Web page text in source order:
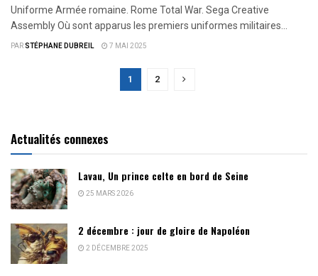
Uniforme Armée romaine. Rome Total War. Sega Creative
Assembly Où sont apparus les premiers uniformes militaires...
PARSTÉPHANE DUBREIL 7 MAI 2025
1 2
Actualités connexes
Lavau, Un prince celte en bord de Seine
25 MARS 2026
2 décembre : jour de gloire de Napoléon
2 DÉCEMBRE 2025